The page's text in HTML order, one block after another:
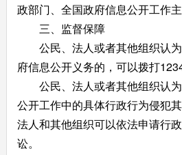
政部门、全国政府信息公开工作主
三、监督保障
公民、法人或者其他组织认为
府信息公开义务的，可以拨打
公民、法人或者其他组织认为
公开工作中的具体行政行为侵犯其
法人和其他组织可以依法申请行
讼。